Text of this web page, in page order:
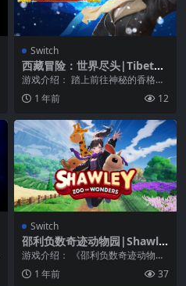
Switch
西藏冒险：世界尽头|Tibetan
Quest: Beyond The World’s
游戏介绍： 踏上前往神秘的香格里
拉的冒险之旅吧！同时，别忘了顺
道寻找你失踪的侄女...
1 年前 12
Switch
邵利负数奇迹动物园|Shawle
y: Zoo of Wonders
游戏介绍： 《邵利负数奇迹动物
园》穿越魔法世界，用锤子击败敌
人，解锁新技能，拯救...
1 年前 37